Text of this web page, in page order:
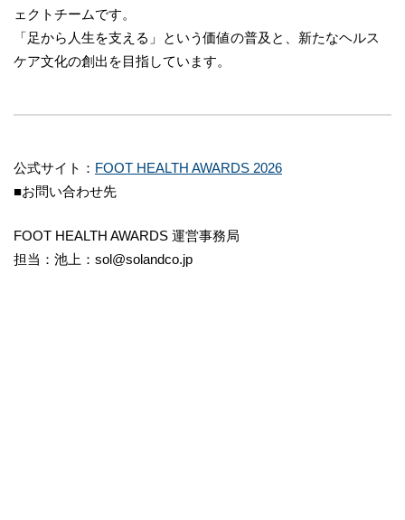
ェクトチームです。
「足から人生を支える」という価値の普及と、新たなヘルス
ケア文化の創出を目指しています。
公式サイト： FOOT HEALTH AWARDS 2026
■お問い合わせ先
FOOT HEALTH AWARDS 運営事務局
担当：池上：sol@solandco.jp